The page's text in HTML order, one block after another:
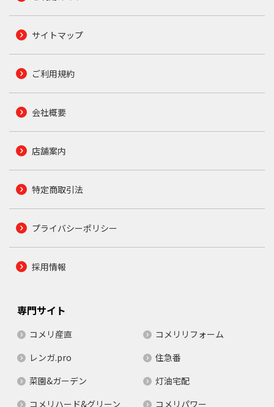
サイトマップ
ご利用規約
会社概要
店舗案内
特定商取引法
プライバシーポリシー
採用情報
専門サイト
コメリ産直
コメリリフォーム
レンガ.pro
住急番
菜園&ガーデン
灯油宅配
コメリハード&グリーン
コメリパワー